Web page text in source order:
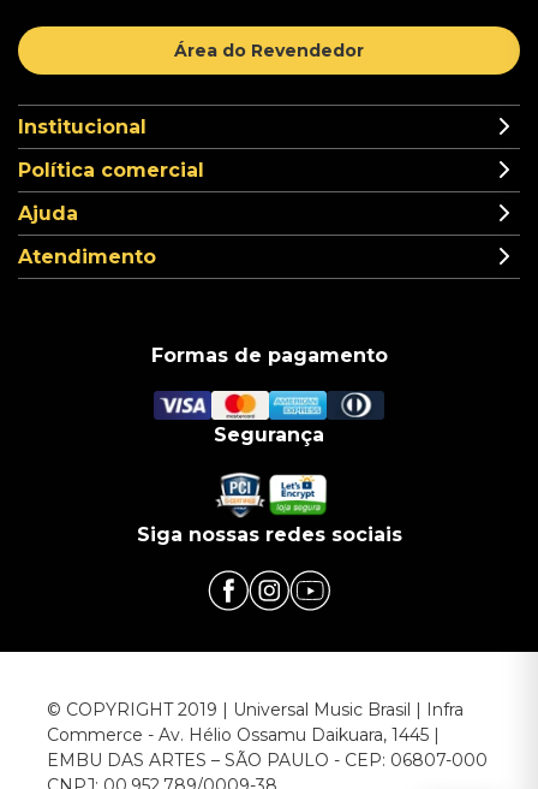
Área do Revendedor
Institucional
Política comercial
Ajuda
Atendimento
Formas de pagamento
Segurança
Siga nossas redes sociais
© COPYRIGHT 2019 | Universal Music Brasil | Infra
Commerce - Av. Hélio Ossamu Daikuara, 1445 |
EMBU DAS ARTES – SÃO PAULO - CEP: 06807-000